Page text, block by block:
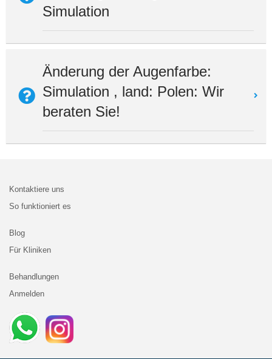
Simulation
Änderung der Augenfarbe:
Simulation , land: Polen: Wir
beraten Sie!
Kontaktiere uns
So funktioniert es
Blog
Für Kliniken
Behandlungen
Anmelden